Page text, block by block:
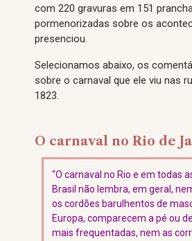
com 220 gravuras em 151
pormenorizadas sobre os
presenciou.
Selecionamos abaixo, os
sobre o carnaval que ele viu nas
1823.
O carnaval no Rio de
“O carnaval no Rio e em todas
Brasil não lembra, em geral,
os cordões barulhentos de
Europa, comparecem a pé ou
mais frequentadas, nem as